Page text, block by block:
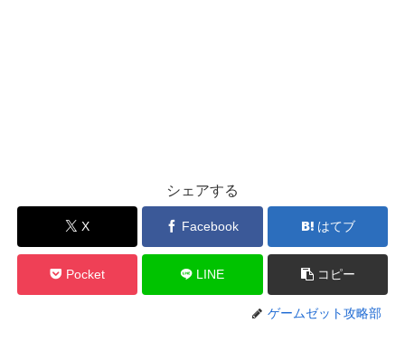
復讐ノ記録イベント攻略！オススメ武器はコレ！
シェアする
X Facebook はてブ
Pocket LINE コピー
ゲームゼット攻略部